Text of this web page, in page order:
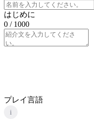
はじめに
0 / 1000
プレイ言語
i